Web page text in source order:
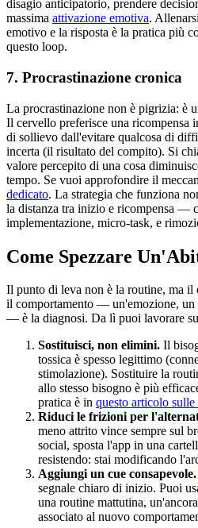
disagio anticipatorio, prendere
massima attivazione emotiva.
emotivo e la risposta è la pratica più
questo loop.
7. Procrastinazione cronica
La procrastinazione non è pigrizia: è
Il cervello preferisce una ricompensa
di sollievo dall'evitare qualcosa di
incerta (il risultato del compito). Si
valore percepito di una cosa
tempo. Se vuoi approfondire il
dedicato. La strategia che funziona
la distanza tra inizio e ricompensa —
implementazione, micro-task, e
Come Spezzare
Il punto di leva non è la routine, ma il
il comportamento — un'emozione, un
— è la diagnosi. Da lì puoi lavorare
Sostituisci, non elimini. Il
tossica è spesso legittimo
stimolazione). Sostituire la
allo stesso bisogno è più
pratica è in questo articolo
Riduci le frizioni per
meno attrito vince sempre sul
social, sposta l'app in una
resistendo: stai modificando
Aggiungi un cue consapevole.
segnale chiaro di inizio. Puoi
una routine mattutina,
associato al nuovo